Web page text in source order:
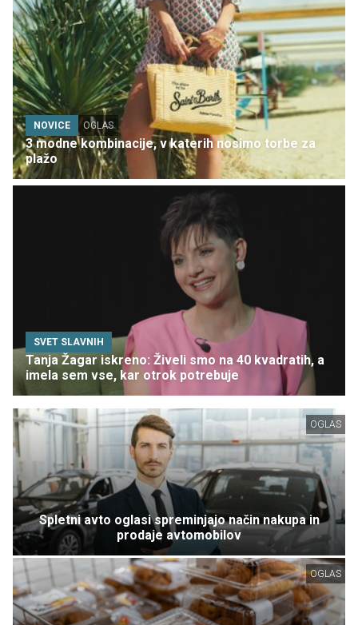
NOVICE OGLAS
3 modne kombinacije, v katerih nosimo torbe za
plažo
SVET SLAVNIH
Tanja Žagar iskreno: Živeli smo na 40 kvadratih, a
imela sem vse, kar otrok potrebuje
OGLAS
Spletni avto oglasi spreminjajo način nakupa in
prodaje avtomobilov
OGLAS